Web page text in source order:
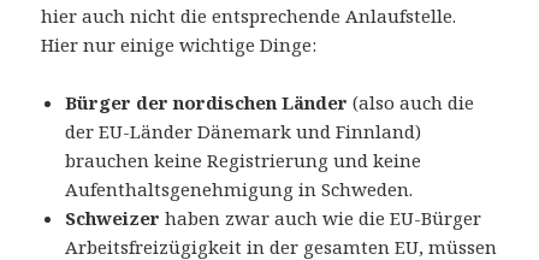
hier auch nicht die entsprechende Anlaufstelle.
Hier nur einige wichtige Dinge:
Bürger der nordischen Länder (also auch die
der EU-Länder Dänemark und Finnland)
brauchen keine Registrierung und keine
Aufenthaltsgenehmigung in Schweden.
Schweizer haben zwar auch wie die EU-Bürger
Arbeitsfreizügigkeit in der gesamten EU, müssen